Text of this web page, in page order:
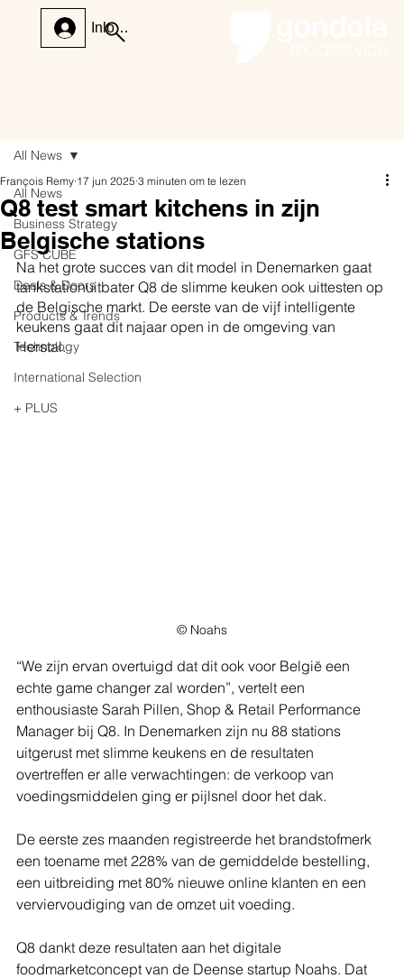
Inloggen
All News
Business Strategy
GFS CUBE
Deals & Doors
Products & Trends
Technology
International Selection
+ PLUS
All News
Q8 test smart kitchens in zijn
Belgische stations
François Remy 17 jun 2025 3 minuten om te lezen
Na het grote succes van dit model in Denemarken gaat
tankstationuitbater Q8 de slimme keuken ook uittesten op
de Belgische markt. De eerste van de vijf intelligente
keukens gaat dit najaar open in de omgeving van
Herstal.
© Noahs
“We zijn ervan overtuigd dat dit ook voor België een
echte game changer zal worden”, vertelt een
enthousiaste Sarah Pillen, Shop & Retail Performance
Manager bij Q8. In Denemarken zijn nu 88 stations
uitgerust met slimme keukens en de resultaten
overtreffen er alle verwachtingen: de verkoop van
voedingsmiddelen ging er pijlsnel door het dak.
De eerste zes maanden registreerde het brandstofmerk
een toename met 228% van de gemiddelde bestelling,
een uitbreiding met 80% nieuwe online klanten en een
verviervoudiging van de omzet uit voeding.
Q8 dankt deze resultaten aan het digitale
foodmarketconcept van de Deense startup Noahs. Dat